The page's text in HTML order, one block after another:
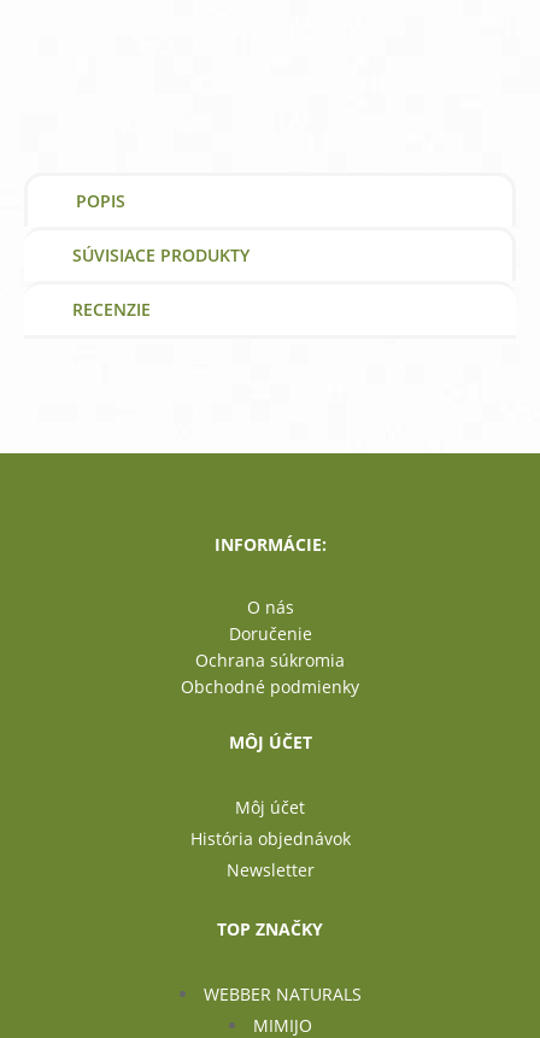
POPIS
SÚVISIACE PRODUKTY
RECENZIE
INFORMÁCIE:
O nás
Doručenie
Ochrana súkromia
Obchodné podmienky
MÔJ ÚČET
Môj účet
História objednávok
Newsletter
TOP ZNAČKY
WEBBER NATURALS
MIMIJO